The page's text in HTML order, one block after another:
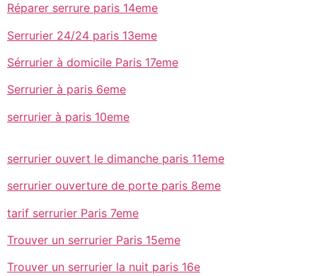
Réparer serrure paris 14eme
Serrurier 24/24 paris 13eme
Sérrurier à domicile Paris 17eme
Serrurier à paris 6eme
serrurier à paris 10eme
serrurier ouvert le dimanche paris 11eme
serrurier ouverture de porte paris 8eme
tarif serrurier Paris 7eme
Trouver un serrurier Paris 15eme
Trouver un serrurier la nuit paris 16e